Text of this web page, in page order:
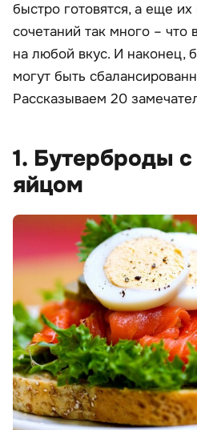
быстро готовятся, а еще их
сочетаний так много – что
на любой вкус. И наконец,
могут быть
Рассказываем 20
1. Бутерброды
яйцом